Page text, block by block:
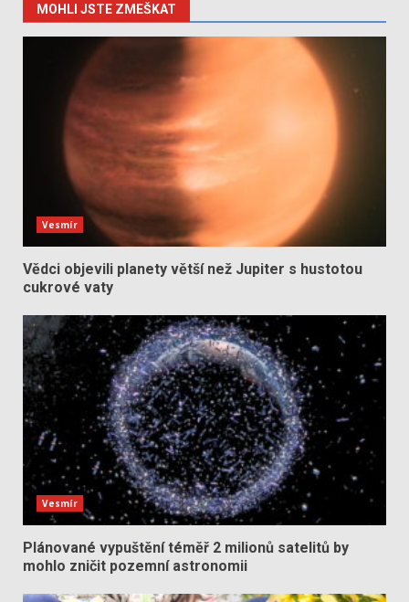
MOHLI JSTE ZMEŠKAT
Vesmír
Vědci objevili planety větší než Jupiter s hustotou
cukrové vaty
Vesmír
Plánované vypuštění téměř 2 milionů satelitů by
mohlo zničit pozemní astronomii